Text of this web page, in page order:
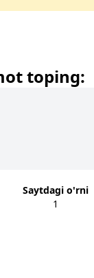
toping:
Saytdagi o'rni
1